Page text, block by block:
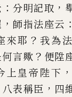
： 分明記取 ，
， 師指法座云 ：
來耶 ？ 我為
何言歟 ？ 便陞
上皇帝陛下 ，
八表稱臣 ， 四